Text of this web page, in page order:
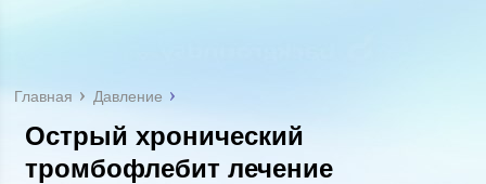
Главная Давление
Острый хронический
тромбофлебит лечение